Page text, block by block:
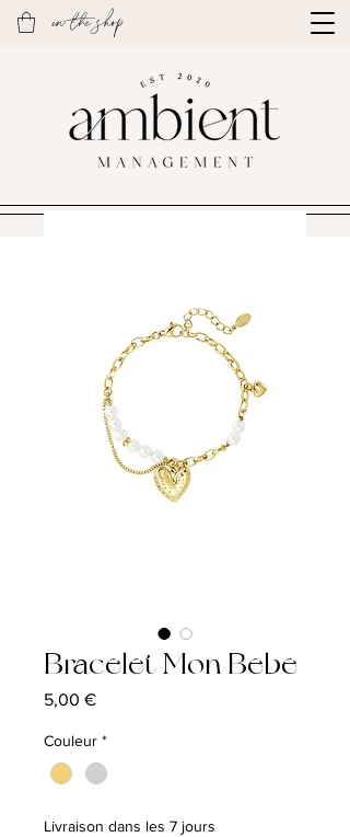
in the shop
Bracelet Mon Bebe
5,00 €Prix
Couleur *
Livraison dans les 7 jours